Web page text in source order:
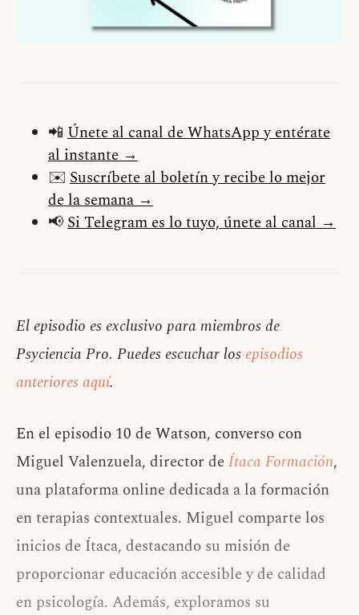
📲 Únete al canal de WhatsApp y entérate
al instante →
✉️ Suscríbete al boletín y recibe lo mejor
de la semana →
📢Si Telegram es lo tuyo, únete al canal →
El episodio es exclusivo para miembros de
Psyciencia Pro. Puedes escuchar los episodios
anteriores aquí.
En el episodio 10 de Watson, converso con
Miguel Valenzuela, director deÍtaca Formación,
una plataforma online dedicada a la formación
en terapias contextuales. Miguel comparte los
inicios de Ítaca, destacando su misión de
proporcionar educación accesible y de calidad
en psicología. Además, exploramos su